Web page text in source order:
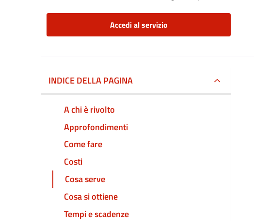
Accedi al servizio
INDICE DELLA PAGINA
A chi è rivolto
Approfondimenti
Come fare
Costi
Cosa serve
Cosa si ottiene
Tempi e scadenze